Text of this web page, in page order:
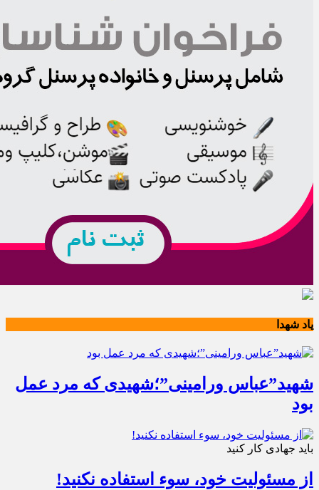
یاد شهدا
شهید”عباس ورامینی”؛شهیدی که مرد عمل
بود
باید جهادی کار کنید
از مسئولیت خود، سوء استفاده نکنید!